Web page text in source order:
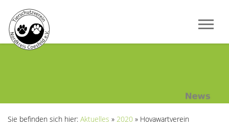
Sie befinden sich hier: Aktuelles » 2020 » Hovawartverein